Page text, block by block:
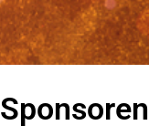
Sponsoren